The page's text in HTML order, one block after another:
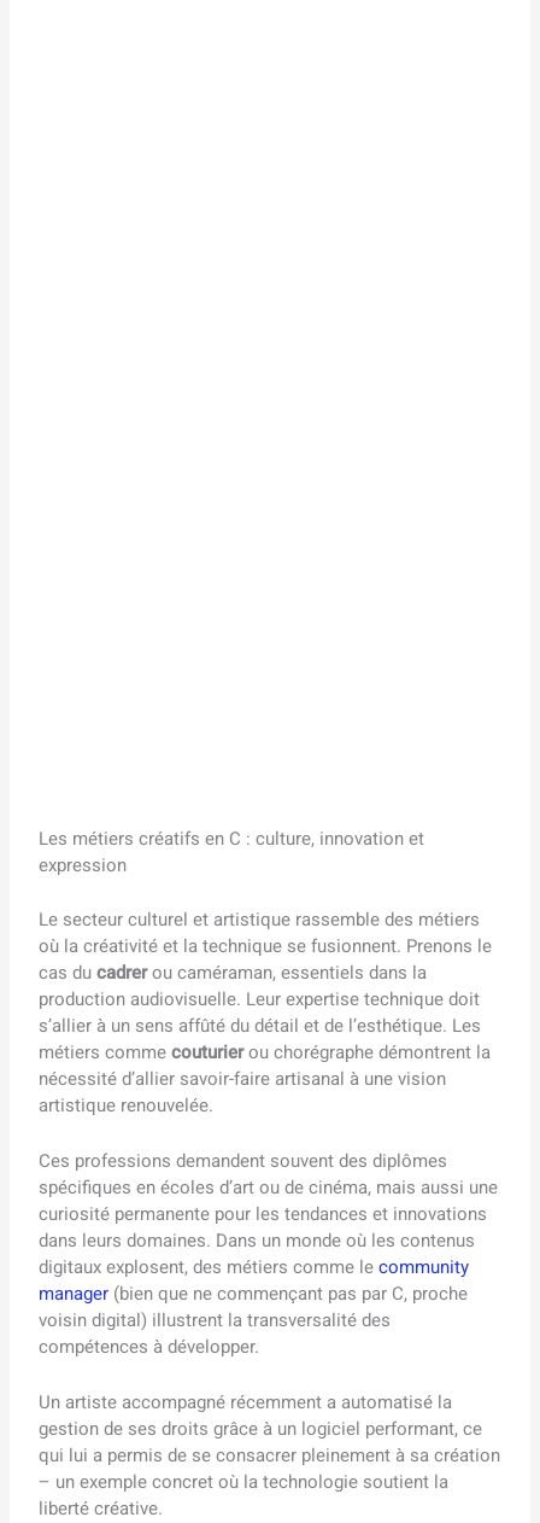
Les métiers créatifs en C : culture, innovation et
expression
Le secteur culturel et artistique rassemble des métiers
où la créativité et la technique se fusionnent. Prenons le
cas ducadrerou caméraman, essentiels dans la
production audiovisuelle. Leur expertise technique doit
s’allier à un sens affûté du détail et de l’esthétique. Les
métiers commecouturierou chorégraphe démontrent la
nécessité d’allier savoir-faire artisanal à une vision
artistique renouvelée.
Ces professions demandent souvent des diplômes
spécifiques en écoles d’art ou de cinéma, mais aussi une
curiosité permanente pour les tendances et innovations
dans leurs domaines. Dans un monde où les contenus
digitaux explosent, des métiers comme lecommunity
manager (bien que ne commençant pas par C, proche
voisin digital) illustrent la transversalité des
compétences à développer.
Un artiste accompagné récemment a automatisé la
gestion de ses droits grâce à un logiciel performant, ce
qui lui a permis de se consacrer pleinement à sa création
– un exemple concret où la technologie soutient la
liberté créative.